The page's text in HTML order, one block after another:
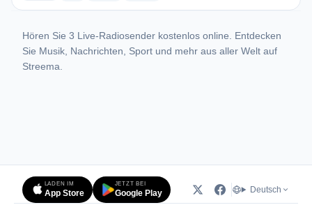
Hören Sie 3 Live-Radiosender kostenlos online. Entdecken
Sie Musik, Nachrichten, Sport und mehr aus aller Welt auf
Streema.
LADEN IM
App Store
JETZT BEI
Google Play Deutsch